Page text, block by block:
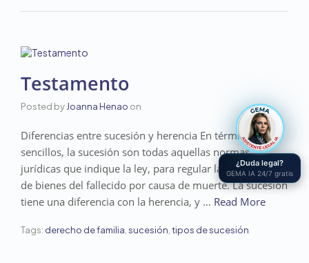
Testamento
Posted by Joanna Henao on
Diferencias entre sucesión y herencia En términos
sencillos, la sucesión son todas aquellas normas
jurídicas que indique la ley, para regular la transmisión
de bienes del fallecido por causa de muerte. La sucesión
tiene una diferencia con la herencia, y … Read More
Tags: derecho de familia sucesión tipos de sucesión
¿Duda legal?
GEMA IA 24/7 gratis